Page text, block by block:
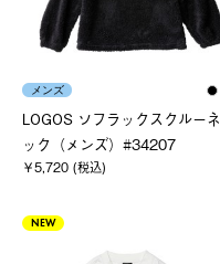
メンズ
LOGOS ソフラックスクルーネ
ック（メンズ）#34207
￥5,720 (税込)
NEW